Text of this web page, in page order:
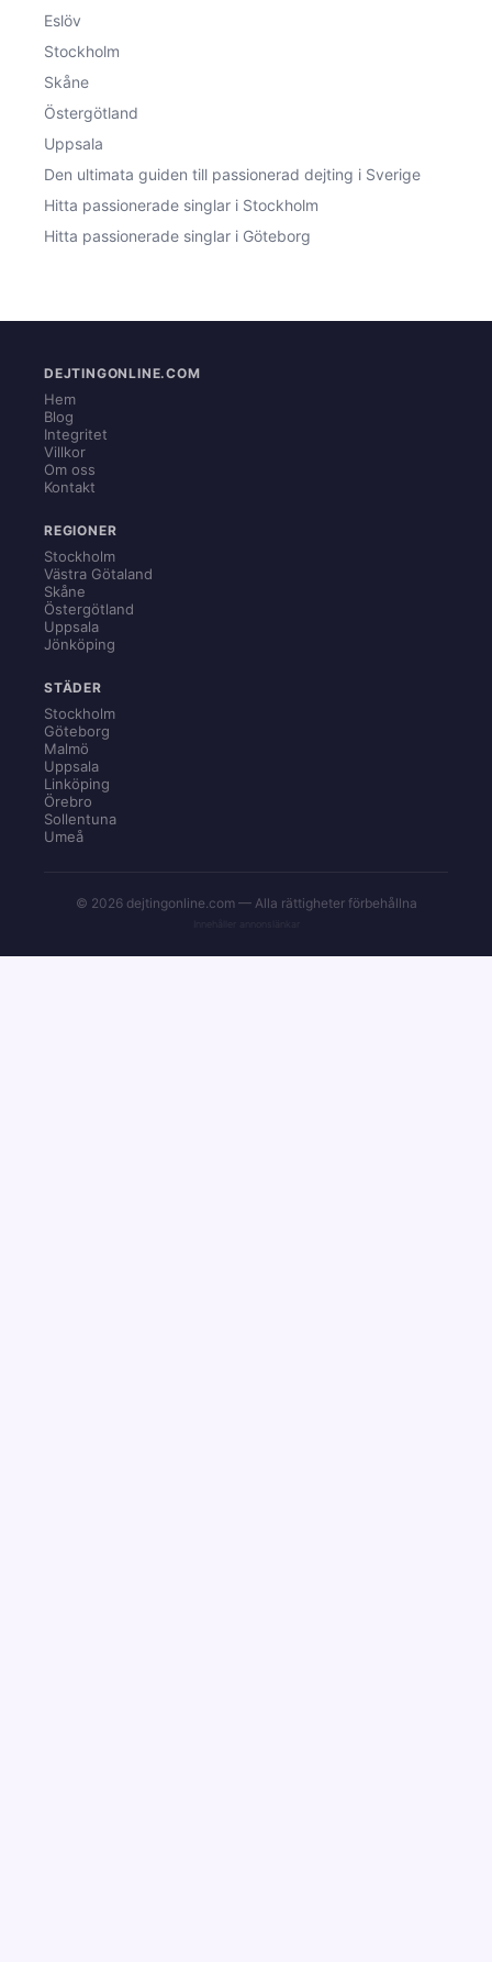
Eslöv
Stockholm
Skåne
Östergötland
Uppsala
Den ultimata guiden till passionerad dejting i Sverige
Hitta passionerade singlar i Stockholm
Hitta passionerade singlar i Göteborg
DEJTINGONLINE.COM
Hem
Blog
Integritet
Villkor
Om oss
Kontakt
REGIONER
Stockholm
Västra Götaland
Skåne
Östergötland
Uppsala
Jönköping
STÄDER
Stockholm
Göteborg
Malmö
Uppsala
Linköping
Örebro
Sollentuna
Umeå
© 2026 dejtingonline.com — Alla rättigheter förbehållna